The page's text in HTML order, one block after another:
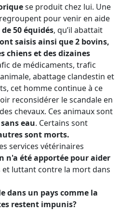
se produit chez lui. Une
pour venir en aide
de 50 équidés, qu’il abattait
saisis ainsi que 2 bovins,
chiens et des dizaines
de médicaments, trafic
abattage clandestin et
cet homme continue à ce
reconsidérer le scandale en
chevaux. Ces animaux sont
eau. Certains sont
sont morts.
services vétérinaires
n'a été apportée pour aider
et luttant contre la mort dans
dans un pays comme la
restent impunis?